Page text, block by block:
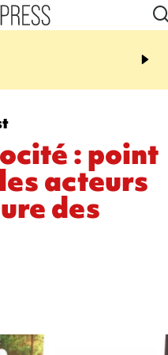
08:13
La
: point
acteurs
des